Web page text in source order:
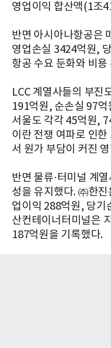
영업이익 합산액(1조
반면 아시아나항공은
영업손실 3424억원,
항공 수요 둔화와 비
LCC 계열사들의 부진
191억원, 순손실 97억
서울도 각각 45억원,
이란 전쟁 여파로 인
서 원가 부담이 커진
반면 물류·터미널 계
성을 유지했다. ㈜한
업이익 288억원, 당기
산컨테이너터미널은
187억원을 기록했다.